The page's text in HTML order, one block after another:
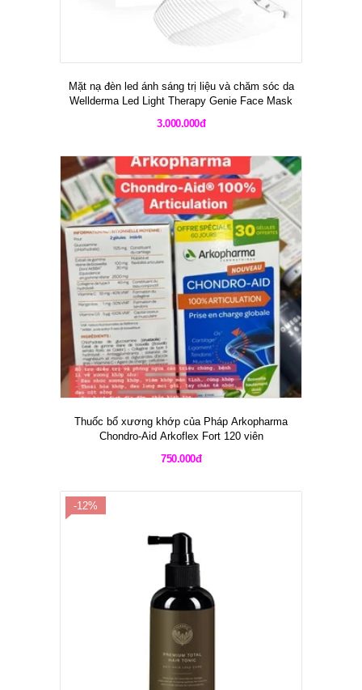
Mặt nạ đèn led ánh sáng trị liệu và chăm sóc da
Wellderma Led Light Therapy Genie Face Mask
3.000.000đ
Thuốc bổ xương khớp của Pháp Arkopharma
Chondro-Aid Arkoflex Fort 120 viên
750.000đ
-12%